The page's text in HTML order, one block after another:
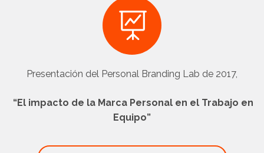
Presentación del Personal Branding Lab de 2017,
“El impacto de la Marca Personal en el Trabajo en
Equipo”